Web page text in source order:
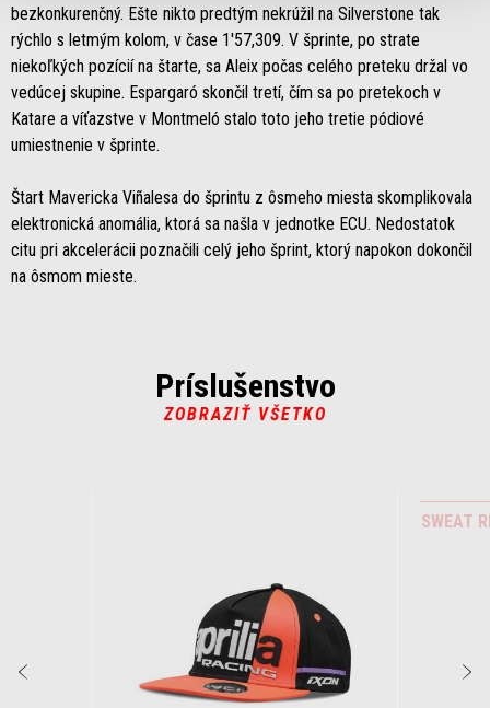
bezkonkurenčný. Ešte nikto predtým nekrúžil na Silverstone tak
rýchlo s letmým kolom, v čase 1'57,309. V šprinte, po strate
niekoľkých pozícií na štarte, sa Aleix počas celého preteku držal vo
vedúcej skupine. Espargaró skončil tretí, čím sa po pretekoch v
Katare a víťazstve v Montmeló stalo toto jeho tretie pódiové
umiestnenie v šprinte.
Štart Mavericka Viñalesa do šprintu z ôsmeho miesta skomplikovala
elektronická anomália, ktorá sa našla v jednotke ECU. Nedostatok
citu pri akcelerácii poznačili celý jeho šprint, ktorý napokon dokončil
na ôsmom mieste.
Príslušenstvo
ZOBRAZIŤ VŠETKO